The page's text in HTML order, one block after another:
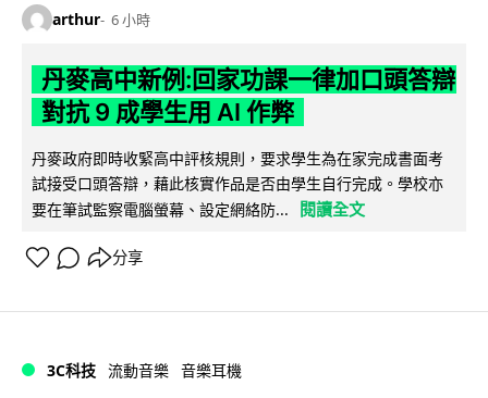
arthur 6 小時
丹麥高中新例:回家功課一律加口頭答辯
對抗 9 成學生用 AI 作弊
丹麥政府即時收緊高中評核規則，要求學生為在家完成書面考
試接受口頭答辯，藉此核實作品是否由學生自行完成。學校亦
要在筆試監察電腦螢幕、設定網絡防...
閱讀全文
分享
3C科技 流動音樂 音樂耳機